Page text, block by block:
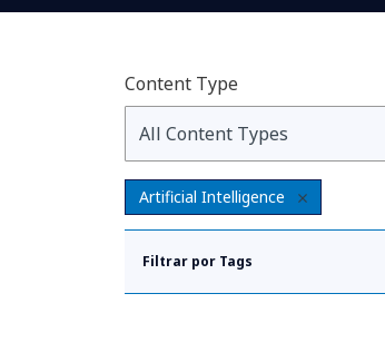
Content Type
Artificial Intelligence
Filtrar por Tags